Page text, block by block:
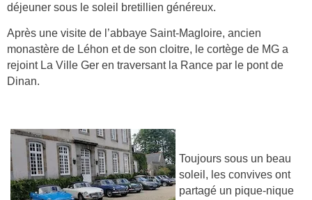
déjeuner sous le soleil bretillien généreux.
Après une visite de l’abbaye Saint-Magloire, ancien
monastère de Léhon et de son cloitre, le cortège de MG a
rejoint La Ville Ger en traversant la Rance par le pont de
Dinan.
Toujours sous un beau
soleil, les convives ont
partagé un pique-nique